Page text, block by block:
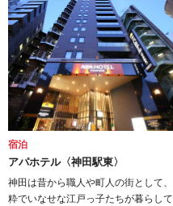
宿泊
アパホテル〈神田駅東〉
神田は昔から職人や町人の街として、
粋でいなせな江戸っ子たちが暮らして